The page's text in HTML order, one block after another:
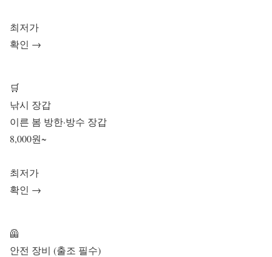
최저가
확인 →
🛒
낚시 장갑
이른 봄 방한·방수 장갑
8,000원~
최저가
확인 →
🦺
안전 장비 (출조 필수)